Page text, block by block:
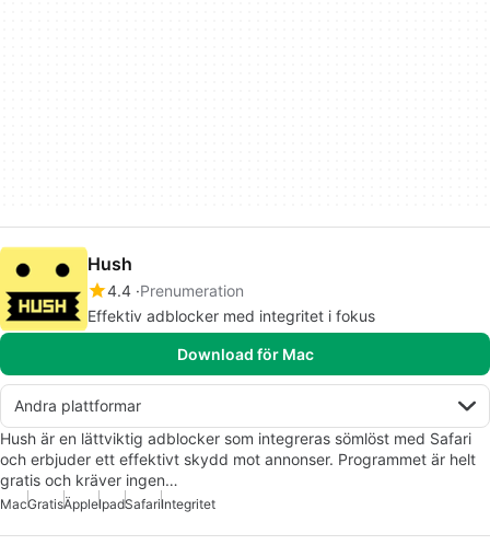
Hush
4.4 Prenumeration
Effektiv adblocker med integritet i fokus
Download för Mac
Andra plattformar
Hush är en lättviktig adblocker som integreras sömlöst med Safari
och erbjuder ett effektivt skydd mot annonser. Programmet är helt
gratis och kräver ingen…
MacGratisÄppleIpadSafariIntegritet